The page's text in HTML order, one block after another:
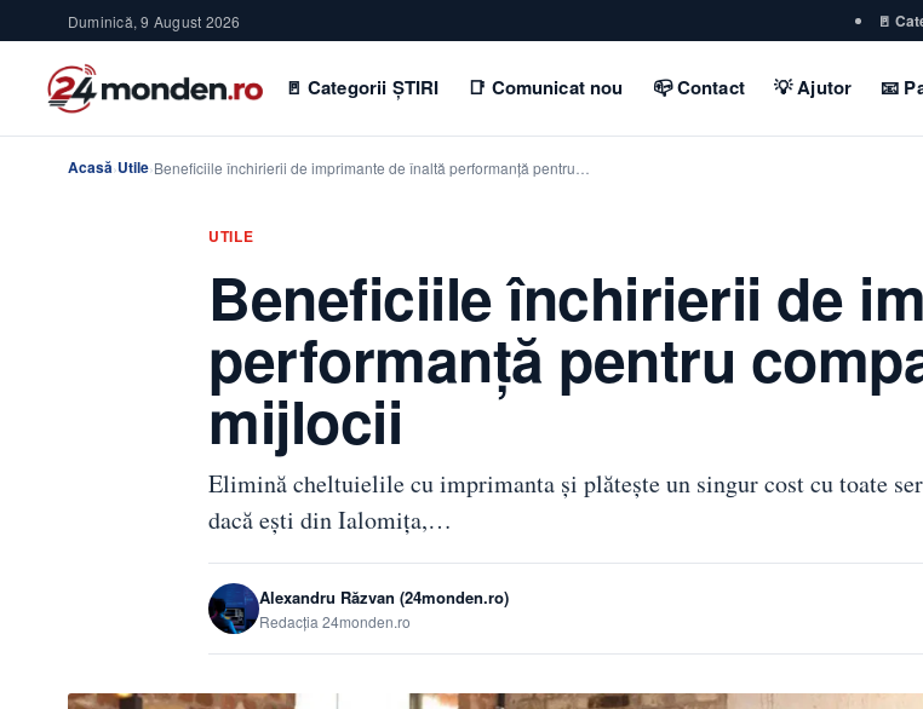
Duminică, 9 August 2026 🚪
🚪 Categorii ȘTIRI 📑 Comunicat nou 📪 Contact 💡 Ajutor 📧
Acasă›Utile›Beneficiile închirierii de imprimante de înaltă performanță pentru…
UTILE
Beneficiile închirierii de
performanță pentru
mijlocii
Elimină cheltuielile cu imprimanta și plătește un singur cost cu toate
dacă ești din Ialomița,…
Alexandru Răzvan (24monden.ro)
Redacția 24monden.ro